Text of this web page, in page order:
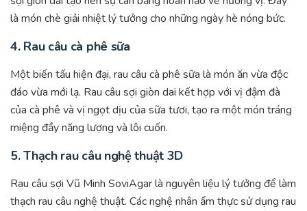
là món chè giải nhiệt lý tưởng cho những ngày hè nóng bức.
4. Rau câu cà phê sữa
Một biến tấu hiện đại, rau câu cà phê sữa là món ăn vừa độc
đáo vừa mới lạ. Rau câu sợi giòn dai kết hợp với vị đậm đà
của cà phê và vị ngọt dịu của sữa tươi, tạo ra một món tráng
miệng đầy năng lượng và lôi cuốn.
5.Thạch rau câu nghệ thuật 3D
Rau câu sợi Vũ Minh SoviAgar là nguyên liệu lý tưởng để làm
thạch rau câu nghệ thuật. Các nghệ nhân ẩm thực sử dụng rau